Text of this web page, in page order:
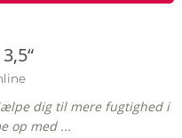
dig til mere fugtighed i
op med ...